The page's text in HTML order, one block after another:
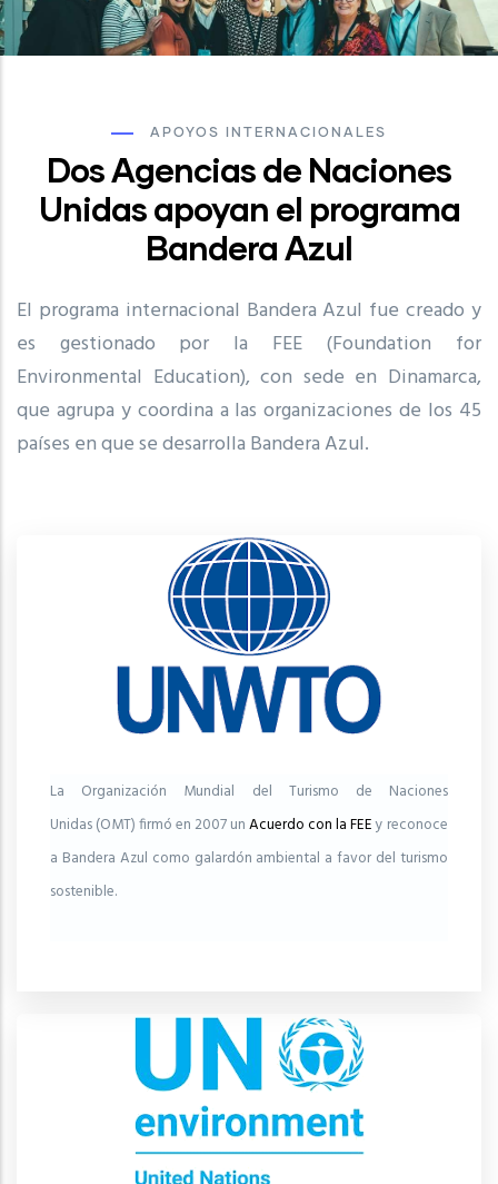
APOYOS INTERNACIONALES
Dos Agencias de Naciones
Unidas apoyan el programa
Bandera Azul
El programa internacional Bandera Azul fue creado y
es gestionado por la FEE (Foundation for
Environmental Education), con sede en Dinamarca,
que agrupa y coordina a las organizaciones de los 45
países en que se desarrolla Bandera Azul.
La Organización Mundial del Turismo de Naciones
Unidas (OMT) firmó en 2007 unAcuerdo con la FEEy reconoce
a Bandera Azul como galardón ambiental a favor del turismo
sostenible.